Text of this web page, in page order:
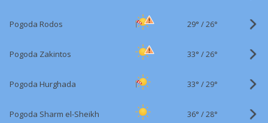
Pogoda Rodos 29° /26°
Pogoda Zakintos 33° /26°
Pogoda Hurghada 33° /29°
Pogoda Sharm el-Sheikh 36° /28°